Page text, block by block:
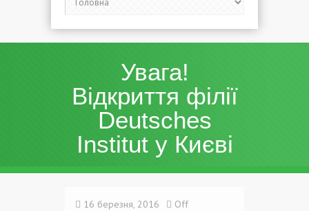
Увага!
Відкриття філії
Deutsches
Institut у Києві
16 березня, 2016 Off